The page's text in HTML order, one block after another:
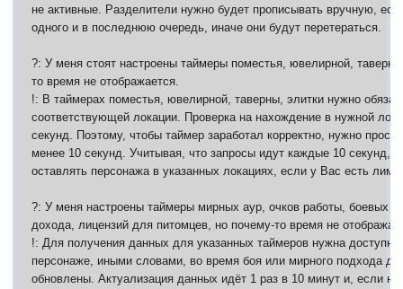
не активные. Разделители нужно будет прописывать вручную,
одного и в последнюю очередь, иначе они будут перетераться.
?: У меня стоят настроены таймеры поместья, ювелирной,
то время не отображается.
!: В таймерах поместья, ювелирной, таверны, элитки нужно
соответствующей локации. Проверка на нахождение в нужной
секунд. Поэтому, чтобы таймер заработал корректно, нужно
менее 10 секунд. Учитывая, что запросы идут каждые 10 секунд,
оставлять персонажа в указанных локациях, если у Вас есть
?: У меня настроены таймеры мирных аур, очков работы, боевых
дохода, лицензий для питомцев, но почему-то время не
!: Для получения данных для указанных таймеров нужна
персонаже, иными словами, во время боя или мирного подхода
обновлены. Актуализация данных идёт 1 раз в 10 минут и, если